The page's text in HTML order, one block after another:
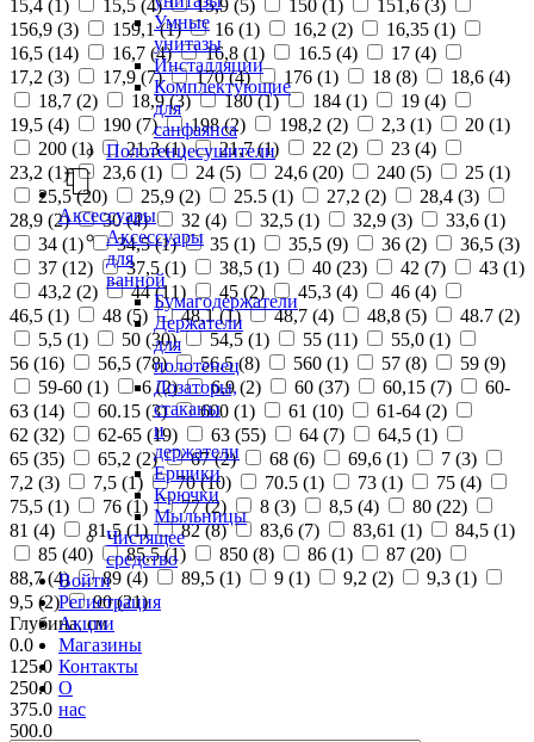
Умные
унитазы
Инсталляции
Комплектующие
для
санфаянса
Полотенцесушители
Аксессуары
Аксессуары
для
ванной
Бумагодержатели
Держатели
для
полотенец
Дозаторы,
стаканы
и
держатели
Ершики
Крючки
Мыльницы
Чистящее
средство
Войти
Регистрация
Акции
Магазины
Контакты
О
нас
15,4 (1 ) 15,5 (4) 15,9 (5) 150 (1 ) 151,6 (3)
156,9 (3) 159,1 (1) 16 (1) 16,2 (2) 16,35 (1)
16,5 (14) 16,7 (4) 16,8 (1) 16.5 (4) 17 (4)
17,2 (3) 17,9 (7) 170 (4) 176 (1) 18 (8) 18,6 (4)
18,7 (2) 18,9 (3) 180 (1) 184 (1) 19 (4)
19,5 (4) 190 (7) 198 (2) 198,2 (2) 2,3 (1) 20 (1)
200 (1) 21,3 (1) 21,7 (1) 22 (2) 23 (4)
23,2 (1) 23,6 (1) 24 (5) 24,6 (20) 240 (5) 25 (1)
25,5 (20) 25,9 (2) 25.5 (1) 27,2 (2) 28,4 (3)
28,9 (2) 30 (4) 32 (4) 32,5 (1) 32,9 (3) 33,6 (1)
34 (1) 34,5 (1) 35 (1) 35,5 (9) 36 (2) 36,5 (3)
37 (12) 37,5 (1) 38,5 (1) 40 (23) 42 (7) 43 (1)
43,2 (2) 44 (11) 45 (2) 45,3 (4) 46 (4)
46,5 (1) 48 (5) 48,1 (1) 48,7 (4) 48,8 (5) 48.7 (2)
5,5 (1) 50 (30) 54,5 (1) 55 (11) 55,0 (1)
56 (16) 56,5 (78) 56.5 (8) 560 (1) 57 (8) 59 (9)
59-60 (1) 6 (2) 6,9 (2) 60 (37) 60,15 (7)
60-
63 (14) 60.15 (3) 600 (1) 61 (10) 61-64 (2)
62 (32) 62-65 (19) 63 (55) 64 (7) 64,5 (1)
65 (35) 65,2 (2) 67 (2) 68 (6) 69,6 (1) 7 (3)
7,2 (3) 7,5 (1) 70 (10) 70.5 (1) 73 (1) 75 (4)
75,5 (1) 76 (1) 77 (2) 8 (3) 8,5 (4) 80 (22)
81 (4) 81,5 (1) 82 (8) 83,6 (7) 83,61 (1) 84,5 (1)
85 (40) 85,5 (1) 850 (8) 86 (1) 87 (20)
88,7 (4) 89 (4) 89,5 (1) 9 (1) 9,2 (2) 9,3 (1)
9,5 (2) 90 (21)
Глубина, см
0.0
125.0
250.0
375.0
500.0